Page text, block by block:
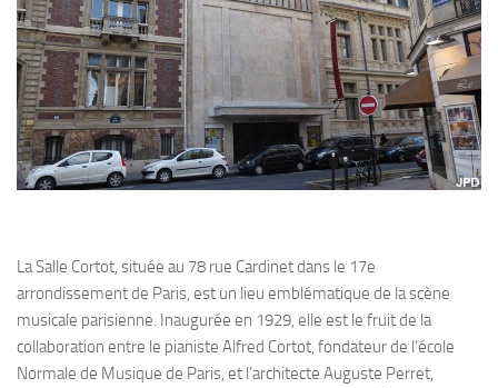
La Salle Cortot, située au 78 rue Cardinet dans le 17e
arrondissement de Paris, est un lieu emblématique de la scène
musicale parisienne. Inaugurée en 1929, elle est le fruit de la
collaboration entre le pianiste Alfred Cortot, fondateur de l’école
Normale de Musique de Paris, et l’architecte Auguste Perret,